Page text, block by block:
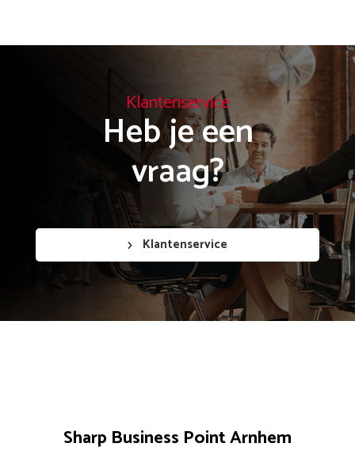
Klantenservice
Heb je een
vraag?
Klantenservice
Sharp Business Point Arnhem